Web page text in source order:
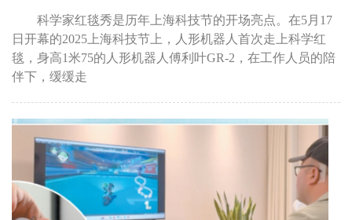
科学家红毯秀是历年上海科技节的开场亮点。在5月17
日开幕的2025上海科技节上，人形机器人首次走上科学红
毯，身高1米75的人形机器人傅利叶GR-2，在工作人员的陪
伴下，缓缓走